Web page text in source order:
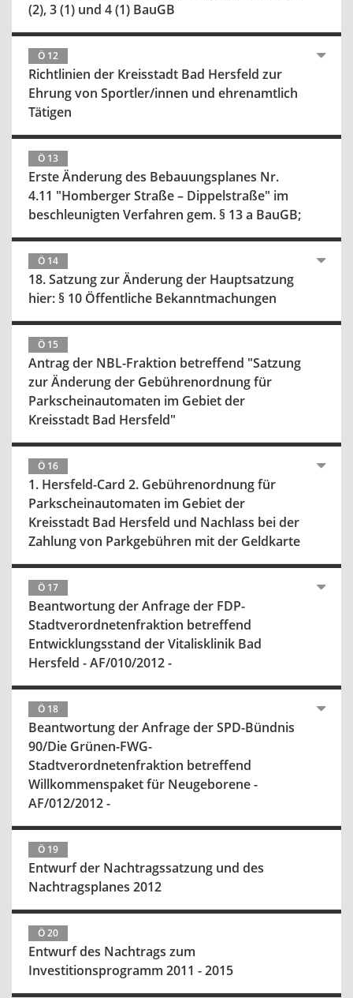
(2), 3 (1) und 4 (1) BauGB
Ö 12
Richtlinien der Kreisstadt Bad Hersfeld zur
Ehrung von Sportler/innen und ehrenamtlich
Tätigen
Ö 13
Erste Änderung des Bebauungsplanes Nr.
4.11 "Homberger Straße – Dippelstraße" im
beschleunigten Verfahren gem. § 13 a BauGB;
Ö 14
18. Satzung zur Änderung der Hauptsatzung
hier: § 10 Öffentliche Bekanntmachungen
Ö 15
Antrag der NBL-Fraktion betreffend "Satzung
zur Änderung der Gebührenordnung für
Parkscheinautomaten im Gebiet der
Kreisstadt Bad Hersfeld"
Ö 16
1. Hersfeld-Card 2. Gebührenordnung für
Parkscheinautomaten im Gebiet der
Kreisstadt Bad Hersfeld und Nachlass bei der
Zahlung von Parkgebühren mit der Geldkarte
Ö 17
Beantwortung der Anfrage der FDP-
Stadtverordnetenfraktion betreffend
Entwicklungsstand der Vitalisklinik Bad
Hersfeld - AF/010/2012 -
Ö 18
Beantwortung der Anfrage der SPD-Bündnis
90/Die Grünen-FWG-
Stadtverordnetenfraktion betreffend
Willkommenspaket für Neugeborene -
AF/012/2012 -
Ö 19
Entwurf der Nachtragssatzung und des
Nachtragsplanes 2012
Ö 20
Entwurf des Nachtrags zum
Investitionsprogramm 2011 - 2015